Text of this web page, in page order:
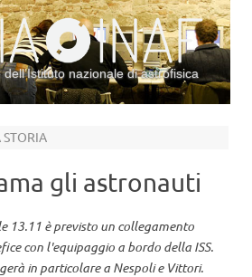
nazionale di astrofisica
STORIA
gli astronauti
13.11 è previsto un collegamento
con l'equipaggio a bordo della ISS.
in particolare a Nespoli e Vittori.